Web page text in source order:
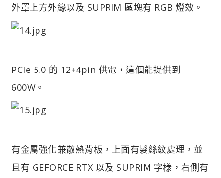
外罩上方外緣以及 SUPRIM 區塊有 RGB 燈效。
PCIe 5.0 的 12+4pin 供電，這個能提供到
600W。
有金屬強化兼散熱背板，上面有髮絲紋處理，並
且有 GEFORCE RTX 以及 SUPRIM 字樣，右側有